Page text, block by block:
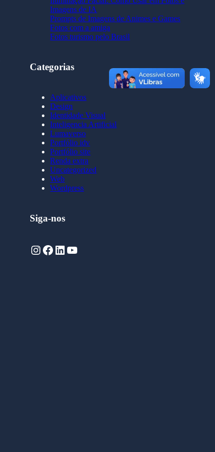
Imagens de IA
Prompts de Imagens de Animes e Games
Fotos com a amiga
Fotos turismo pelo Brasil
Categorias
Aplicativos
Design
Identidade Visual
Inteligencia Artificial
Lumaverso
Portfólio idv
Portfólio site
Renda extra
Uncategorized
Web
Wordpress
Siga-nos